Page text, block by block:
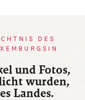
DES
und Fotos,
wurden,
Landes.